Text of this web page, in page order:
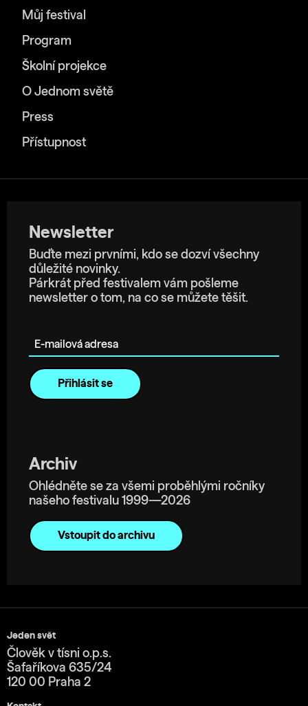
Můj festival
Program
Školní projekce
O Jednom světě
Press
Přístupnost
Newsletter
Buďte mezi prvními, kdo se dozví všechny
důležité novinky.
Párkrát před festivalem vám pošleme
newsletter o tom, na co se můžete těšit.
Archiv
Ohlédněte se za všemi proběhlými ročníky
našeho festivalu 1999—2026
Vstoupit do archivu
Jeden svět
Člověk v tísni o.p.s.
Šafaříkova 635/24
120 00 Praha 2